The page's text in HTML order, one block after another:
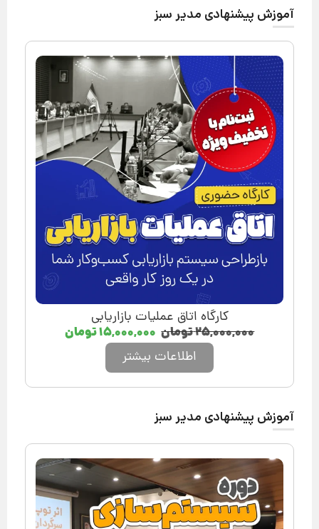
آموزش پیشنهادی مدیر سبز
کارگاه اتاق عملیات بازاریابی
۲۵,۰۰۰,۰۰۰تومان ۱۵,۰۰۰,۰۰۰تومان
اطلاعات بیشتر
آموزش پیشنهادی مدیر سبز